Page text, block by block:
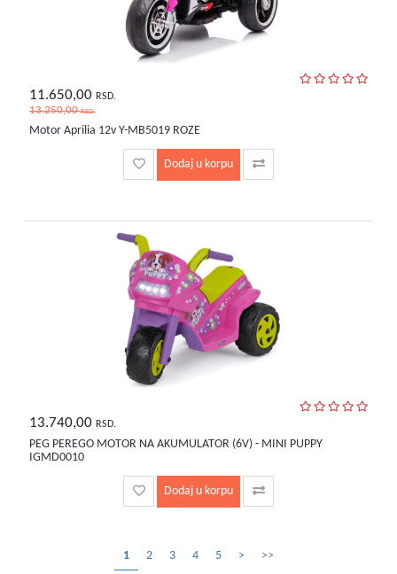
11.650,00 RSD.
13.250,00RSD.
Motor Aprilia 12v Y-MB5019 ROZE
Dodaj u korpu
13.740,00 RSD.
PEG PEREGO MOTOR NA AKUMULATOR (6V) - MINI PUPPY
IGMD0010
Dodaj u korpu
1 2 3 4 5 > >>